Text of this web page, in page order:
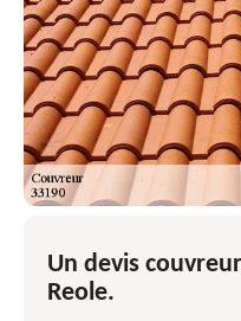
Un devis
Reole.